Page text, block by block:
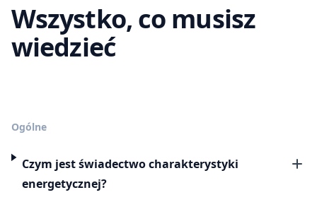
Wszystko, co musisz
wiedzieć
Ogólne
Czym jest świadectwo charakterystyki
energetycznej?